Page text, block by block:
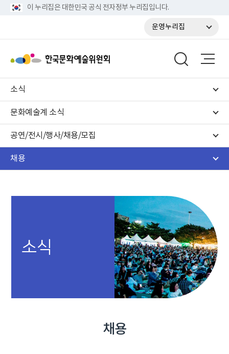
이 누리집은 대한민국 공식 전자정부 누리집입니다.
운영누리집
소식
문화예술계 소식
공연/전시/행사/채용/모집
채용
소식
채용